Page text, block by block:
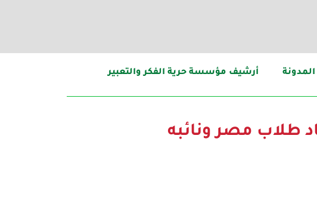
أرشيف مؤسسة حرية الفكر والتعبير
طلاب مصر ونائبه